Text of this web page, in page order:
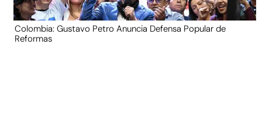
Colombia: Gustavo Petro Anuncia Defensa Popular de
Reformas